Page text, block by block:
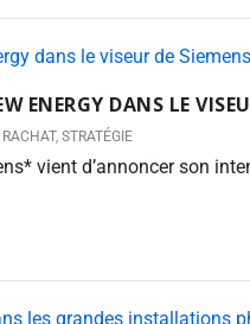
ENERGY DANS LE
RACHAT,STRATÉGIE
vient d’annoncer son